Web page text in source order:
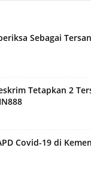
Sebagai
Tetapkan 2
Covid-19 di